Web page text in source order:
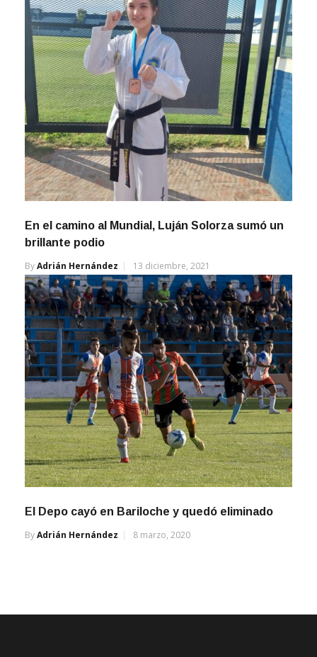
En el camino al Mundial, Luján Solorza sumó un
brillante podio
ByAdrián Hernández 13 diciembre, 2021
El Depo cayó en Bariloche y quedó eliminado
ByAdrián Hernández 8 marzo, 2020